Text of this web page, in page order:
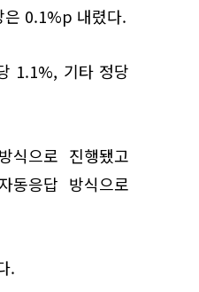
은 0.1%p 내렸다.
1.1%, 기타 정당
식으로 진행됐고
동응답 방식으로
.